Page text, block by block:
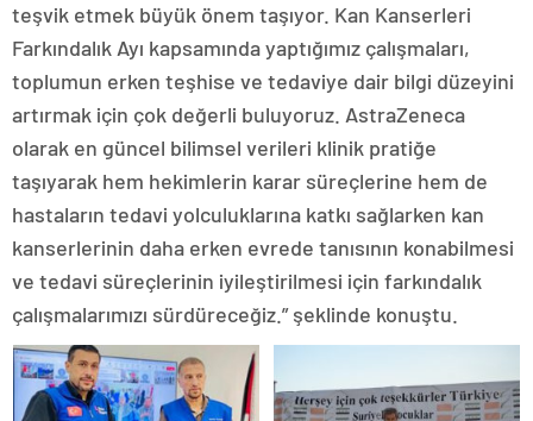
teşvik etmek büyük önem taşıyor. Kan Kanserleri
Farkındalık Ayı kapsamında yaptığımız çalışmaları,
toplumun erken teşhise ve tedaviye dair bilgi düzeyini
artırmak için çok değerli buluyoruz. AstraZeneca
olarak en güncel bilimsel verileri klinik pratiğe
taşıyarak hem hekimlerin karar süreçlerine hem de
hastaların tedavi yolculuklarına katkı sağlarken kan
kanserlerinin daha erken evrede tanısının konabilmesi
ve tedavi süreçlerinin iyileştirilmesi için farkındalık
çalışmalarımızı sürdüreceğiz.” şeklinde konuştu.